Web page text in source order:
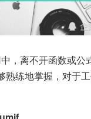
熟练地掌握，对于